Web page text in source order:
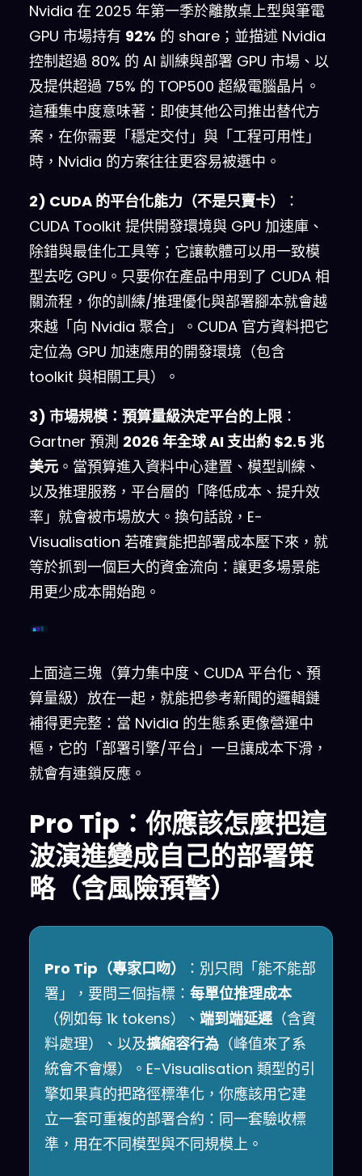
Nvidia 在 2025 年第一季於離散桌上型與筆電
GPU 市場持有 92% 的 share；並描述 Nvidia
控制超過 80% 的 AI 訓練與部署 GPU 市場、以
及提供超過 75% 的 TOP500 超級電腦晶片。
這種集中度意味著：即使其他公司推出替代方
案，在你需要「穩定交付」與「工程可用性」
時，Nvidia 的方案往往更容易被選中。
2) CUDA 的平台化能力（不是只賣卡）
：
CUDA Toolkit 提供開發環境與 GPU 加速庫、
除錯與最佳化工具等；它讓軟體可以用一致模
型去吃 GPU。只要你在產品中用到了 CUDA 相
關流程，你的訓練/推理優化與部署腳本就會越
來越「向 Nvidia 聚合」。CUDA 官方資料把它
定位為 GPU 加速應用的開發環境（包含
toolkit 與相關工具）。
3) 市場規模：預算量級決定平台的上限 ：
Gartner 預測 2026 年全球 AI 支出約 $2.5 兆
美元 。當預算進入資料中心建置、模型訓練、
以及推理服務，平台層的「降低成本、提升效
率」就會被市場放大。換句話說，E-
Visualisation 若確實能把部署成本壓下來，就
等於抓到一個巨大的資金流向：讓更多場景能
用更少成本開始跑。
上面這三塊（算力集中度、CUDA 平台化、預
算量級）放在一起，就能把參考新聞的邏輯鏈
補得更完整：當 Nvidia 的生態系更像營運中
樞，它的「部署引擎/平台」一旦讓成本下滑，
就會有連鎖反應。
Pro Tip：你應該怎麼把這
波演進變成自己的部署策
略（含風險預警）
Pro Tip（專家口吻）
：別只問「能不能部
署」，要問三個指標： 每單位推理成本
（例如每 1k tokens）、 端到端延遲（含資
料處理）、以及擴縮容行為 （峰值來了系
統會不會爆）。E-Visualisation 類型的引
擎如果真的把路徑標準化，你應該用它建
立一套可重複的部署合約：同一套驗收標
準，用在不同模型與不同規模上。